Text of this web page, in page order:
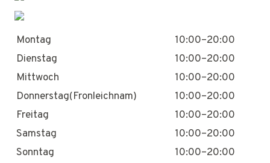
Montag
10:00–20:00
Dienstag
10:00–20:00
Mittwoch
10:00–20:00
Donnerstag(Fronleichnam)
10:00–20:00
Freitag
10:00–20:00
Samstag
10:00–20:00
Sonntag
10:00–20:00